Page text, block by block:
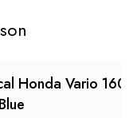
Honda Vario 160